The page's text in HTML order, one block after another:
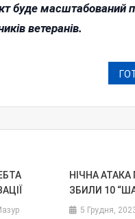
буде масштабований
ветеранів.
НІЧНА АТАКА
ЗБИЛИ 10
5 Грудня,